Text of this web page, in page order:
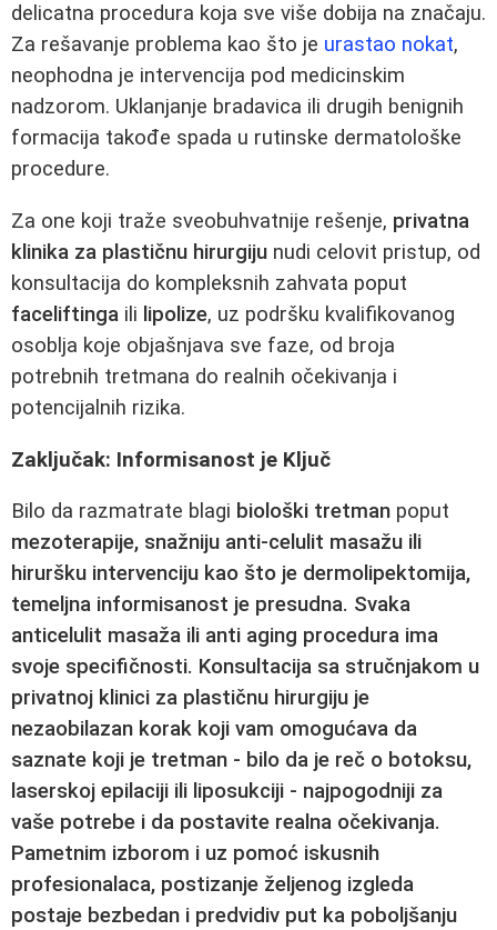
delicatna procedura koja sve više dobija na značaju.
Za rešavanje problema kao što je urastao nokat,
neophodna je intervencija pod medicinskim
nadzorom. Uklanjanje bradavica ili drugih benignih
formacija takođe spada u rutinske dermatološke
procedure.
Za one koji traže sveobuhvatnije rešenje, privatna
klinika za plastičnu hirurgiju nudi celovit pristup, od
konsultacija do kompleksnih zahvata poput
faceliftinga ili lipolize, uz podršku kvalifikovanog
osoblja koje objašnjava sve faze, od broja
potrebnih tretmana do realnih očekivanja i
potencijalnih rizika.
Zaključak: Informisanost je Ključ
Bilo da razmatrate blagi biološki tretman poput
mezoterapije, snažniju anti-celulit masažu ili
hiruršku intervenciju kao što je dermolipektomija,
temeljna informisanost je presudna. Svaka
anticelulit masaža ili anti aging procedura ima
svoje specifičnosti. Konsultacija sa stručnjakom u
privatnoj klinici za plastičnu hirurgiju je
nezaobilazan korak koji vam omogućava da
saznate koji je tretman - bilo da je reč o botoksu,
laserskoj epilaciji ili liposukciji - najpogodniji za
vaše potrebe i da postavite realna očekivanja.
Pametnim izborom i uz pomoć iskusnih
profesionalaca, postizanje željenog izgleda
postaje bezbedan i predvidiv put ka poboljšanju